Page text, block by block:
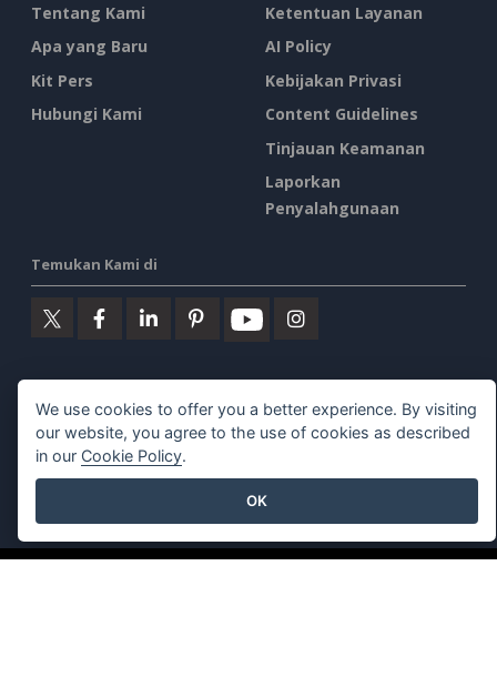
Tentang Kami
Apa yang Baru
Kit Pers
Hubungi Kami
Ketentuan Layanan
AI Policy
Kebijakan Privasi
Content Guidelines
Tinjauan Keamanan
Laporkan
Penyalahgunaan
Temukan Kami di
Paradigma Visual Online
Desktop Paradigma Visual
We use cookies to offer you a better experience. By visiting
our website, you agree to the use of cookies as described
in our Cookie Policy.
OK